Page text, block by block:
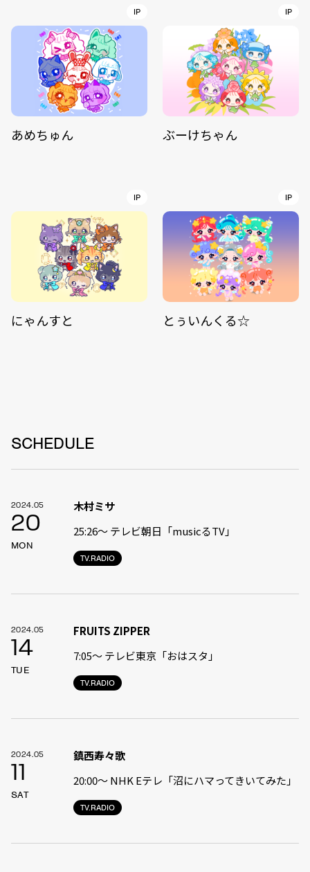
IP
あめちゅん
IP
ぶーけちゃん
IP
にゃんすと
IP
とぅいんくる☆
SCHEDULE
2024.05
20
MON
TV.RADIO
木村ミサ
25:26〜 テレビ朝日「musicるTV」
2024.05
14
TUE
TV.RADIO
FRUITS ZIPPER
7:05〜 テレビ東京「おはスタ」
2024.05
11
SAT
TV.RADIO
鎮西寿々歌
20:00～ NHK Eテレ「沼にハマってきいてみた」